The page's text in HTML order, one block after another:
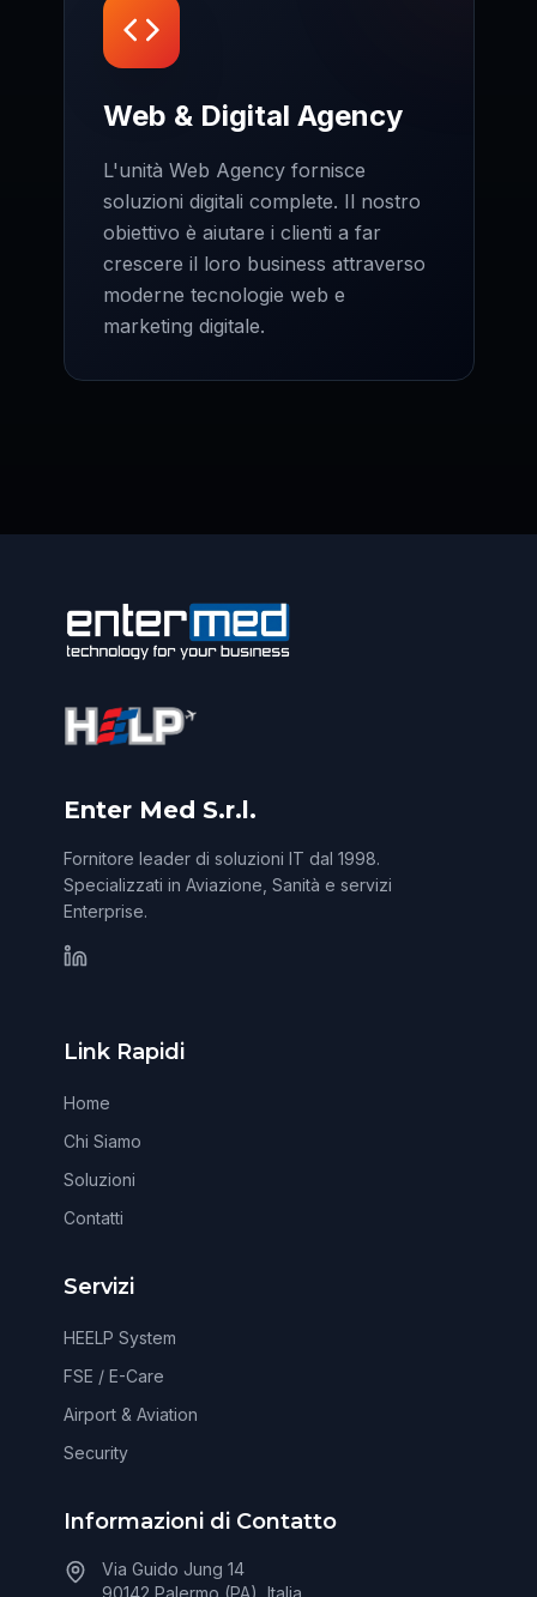
Web & Digital Agency
L'unità Web Agency fornisce
soluzioni digitali complete. Il nostro
obiettivo è aiutare i clienti a far
crescere il loro business attraverso
moderne tecnologie web e
marketing digitale.
Enter Med S.r.l.
Fornitore leader di soluzioni IT dal 1998.
Specializzati in Aviazione, Sanità e servizi
Enterprise.
Link Rapidi
Home
Chi Siamo
Soluzioni
Contatti
Servizi
HEELP System
FSE / E-Care
Airport & Aviation
Security
Informazioni di Contatto
Via Guido Jung 14
90142 Palermo (PA), Italia